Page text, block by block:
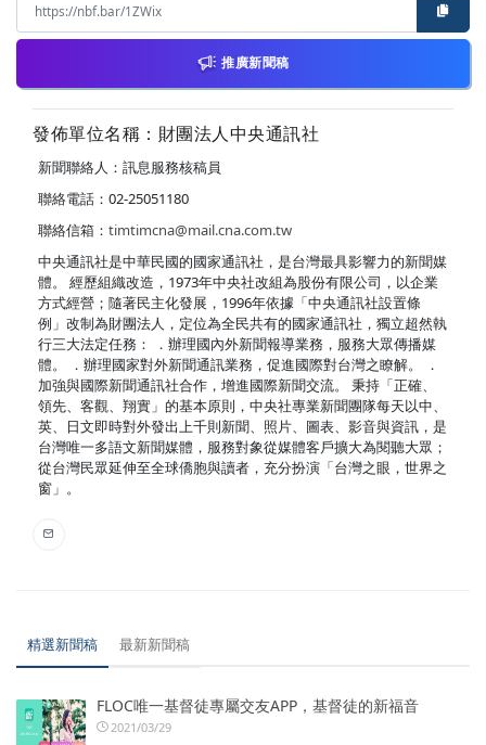
推廣新聞稿
發佈單位名稱：財團法人中央通訊社
新聞聯絡人：訊息服務核稿員
聯絡電話：02-25051180
聯絡信箱： timtimcna@mail.cna.com.tw
中央通訊社是中華民國的國家通訊社，是台灣最具影響力的新聞媒
體。 經歷組織改造，1973年中央社改組為股份有限公司，以企業
方式經營；隨著民主化發展，1996年依據「中央通訊社設置條
例」改制為財團法人，定位為全民共有的國家通訊社，獨立超然執
行三大法定任務： ．辦理國內外新聞報導業務，服務大眾傳播媒
體。 ．辦理國家對外新聞通訊業務，促進國際對台灣之瞭解。 ．
加強與國際新聞通訊社合作，增進國際新聞交流。 秉持「正確、
領先、客觀、翔實」的基本原則，中央社專業新聞團隊每天以中、
英、日文即時對外發出上千則新聞、照片、圖表、影音與資訊，是
台灣唯一多語文新聞媒體，服務對象從媒體客戶擴大為閱聽大眾；
從台灣民眾延伸至全球僑胞與讀者，充分扮演「台灣之眼，世界之
窗」。
精選新聞稿 最新新聞稿
FLOC唯一基督徒專屬交友APP，基督徒的新福音
2021/03/29